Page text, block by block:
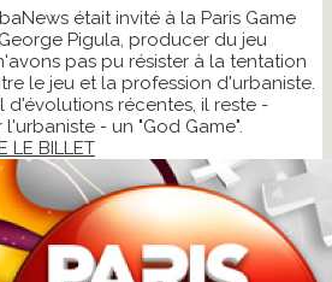
était invité à la Paris Game
Pigula, producer du jeu
pas pu résister à la tentation
le jeu et la profession d'urbaniste.
d'évolutions récentes, il reste -
- un "God Game".
LE BILLET